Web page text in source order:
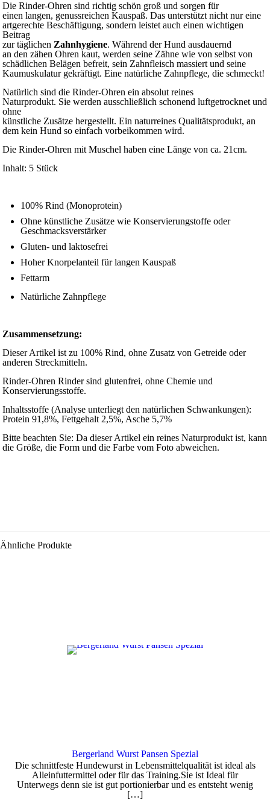
Die Rinder-Ohren sind richtig schön groß und sorgen für
einen langen, genussreichen Kauspaß. Das unterstützt nicht nur eine
artgerechte Beschäftigung, sondern leistet auch einen wichtigen
Beitrag
zur täglichen Zahnhygiene. Während der Hund ausdauernd
an den zähen Ohren kaut, werden seine Zähne wie von selbst von
schädlichen Belägen befreit, sein Zahnfleisch massiert und seine
Kaumuskulatur gekräftigt. Eine natürliche Zahnpflege, die schmeckt!
Natürlich sind die Rinder-Ohren ein absolut reines
Naturprodukt. Sie werden ausschließlich schonend luftgetrocknet und
ohne
künstliche Zusätze hergestellt. Ein naturreines Qualitätsprodukt, an
dem kein Hund so einfach vorbeikommen wird.
Die Rinder-Ohren mit Muschel haben eine Länge von ca. 21cm.
Inhalt: 5 Stück
100% Rind (Monoprotein)
Ohne künstliche Zusätze wie Konservierungstoffe oder
Geschmacksverstärker
Gluten- und laktosefrei
Hoher Knorpelanteil für langen Kauspaß
Fettarm
Natürliche Zahnpflege
Zusammensetzung:
Dieser Artikel ist zu 100% Rind, ohne Zusatz von Getreide oder
anderen Streckmitteln.
Rinder-Ohren Rinder sind glutenfrei, ohne Chemie und
Konservierungsstoffe.
Inhaltsstoffe (Analyse unterliegt den natürlichen Schwankungen):
Protein 91,8%, Fettgehalt 2,5%, Asche 5,7%
Bitte beachten Sie: Da dieser Artikel ein reines Naturprodukt ist, kann
die Größe, die Form und die Farbe vom Foto abweichen.
Ähnliche Produkte
Bergerland Wurst Pansen Spezial
Die schnittfeste Hundewurst in Lebensmittelqualität ist ideal als
Alleinfuttermittel oder für das Training.Sie ist Ideal für
Unterwegs denn sie ist gut portionierbar und es entsteht wenig
[…]
Dieses
Produkt
weist
mehrere
Varianten